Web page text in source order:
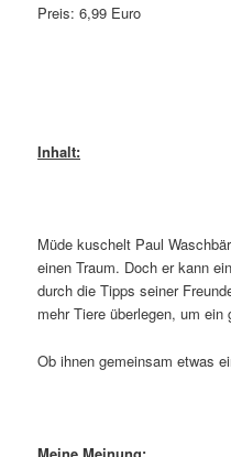
Preis: 6,99 Euro
Inhalt:
Müde kuschelt Paul
einen Traum. Doch er kann
durch die Tipps seiner
mehr Tiere überlegen, um
Ob ihnen gemeinsam etwas